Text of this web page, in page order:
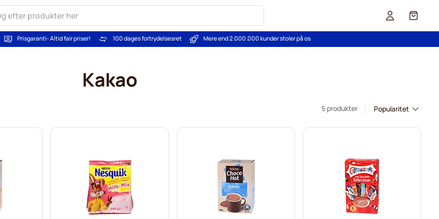
Cart
Prisgaranti- Altid fair priser! 100 dages fortrydelsesret Mere end 2.000.000 kunder stoler på os
Kakao
5 produkter